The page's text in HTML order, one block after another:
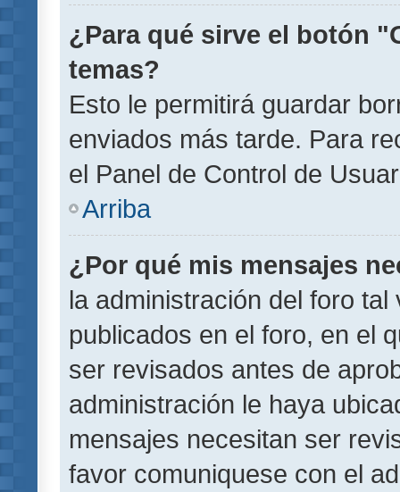
¿Para qué sirve el botón
temas?
Esto le permitirá guardar
enviados más tarde. Para
el Panel de Control de
Arriba
¿Por qué mis mensajes
la administración del foro
publicados en el foro, en el
ser revisados antes de
administración le haya
mensajes necesitan ser
favor comuniquese con el